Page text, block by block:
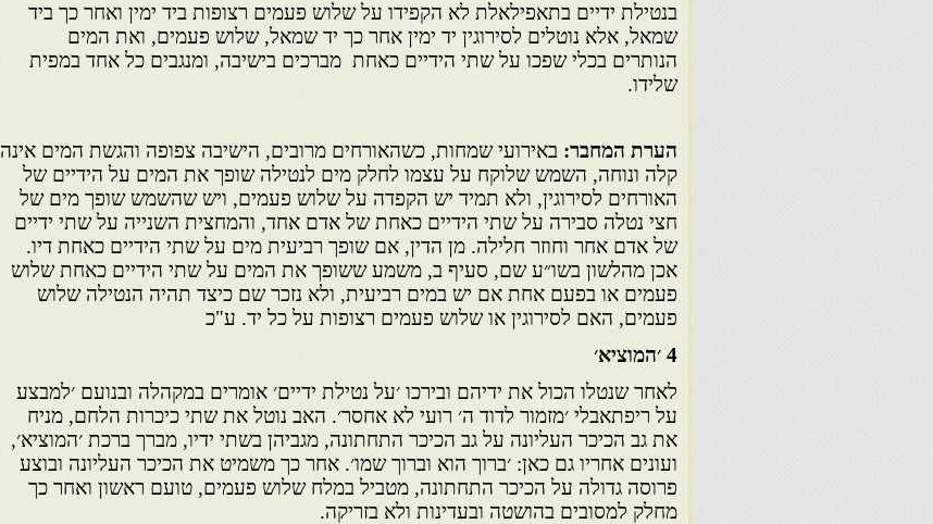
בנטילת ידיים בתאפילאלת לא הקפידו על שלוש פעמים רצופות ביד ימין ואחר כך ביד
שמאל, אלא נוטלים לסירוגין יד ימין אחר כך יד שמאל, שלוש פעמים, ואת המים
הנותרים בכלי שפכו על שתי הידיים כאחת מברכים בישיבה, ומנגבים כל אחד במפית
שלידו.
הערת המחבר: באירועי שמחות, כשהאורחים מרובים, הישיבה צפופה והגשת המים אינה
קלה ונוחה, השמש שלוקח על עצמו לחלק מים לנטילה שופך את המים על הידיים של
האורחים לסירוגין, ולא תמיד יש הקפדה על שלוש פעמים, ויש שהשמש שופך מים של
חצי נטלה סבירה על שתי הידיים כאחת של אדם אחד, והמחצית השנייה על שתי ידיים
של אדם אחר וחוזר חלילה. מן הדין, אם שופך רביעית מים על שתי הידיים כאחת דיו.
אכן מהלשון בשו״ע שם, סעיף ב, משמע ששופך את המים על שתי הידיים כאחת שלוש
פעמים או בפעם אחת אם יש במים רביעית, ולא נזכר שם כיצד תהיה הנטילה שלוש
פעמים, האם לסירוגין או שלוש פעמים רצופות על כל יד. ע"כ
4 ׳המוציא׳
לאחר שנטלו הכול את ידיהם ובירכו ׳על נטילת ידיים׳ אומרים במקהלה ובנועם ׳למבצע
על ריפתאבלי ׳מזמור לדוד ה׳ רועי לא אחסר׳. האב נוטל את שתי כיכרות הלחם, מניח
את גב הכיכר העליונה על גב הכיכר התחתונה, מגביהן בשתי ידיו, מברך ברכת ׳המוציא׳,
ועונים אחריו גם כאן: ׳ברוך הוא וברוך שמו׳. אחר כך משמיט את הכיכר העליונה ובוצע
פרוסה גדולה על הכיכר התחתונה, מטביל במלח שלוש פעמים, טועם ראשון ואחר כך
מחלק למסובים בהושטה ובעדינות ולא בזריקה.